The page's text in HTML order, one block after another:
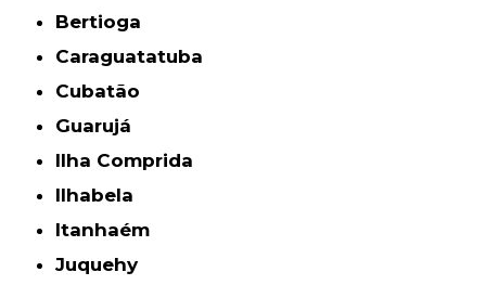
Bertioga
Caraguatatuba
Cubatão
Guarujá
Ilha Comprida
Ilhabela
Itanhaém
Juquehy